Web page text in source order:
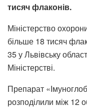
тисяч флаконів.
Міністерство
більше 18 тисяч
35 у Львівську
Міністерстві.
Препарат
розподілили між 12